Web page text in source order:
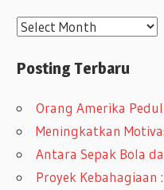
A
s
Posting Terbaru
Orang Amerika
Meningkatkan
Antara Sepak Bola
Proyek